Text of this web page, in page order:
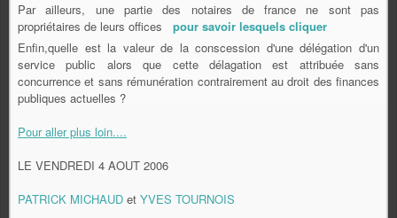
Par ailleurs, une partie des notaires de france ne sont pas
propriétaires de leurs offices pour savoir lesquels cliquer
Enfin,quelle est la valeur de la conscession d'une délégation d'un
service public alors que cette délagation est attribuée sans
concurrence et sans rémunération contrairement au droit des finances
publiques actuelles ?
Pour aller plus loin....
LE VENDREDI 4 AOUT 2006
PATRICK MICHAUD et YVES TOURNOIS